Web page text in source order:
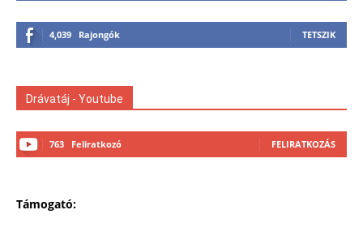
4,039 Rajongók TETSZIK
Drávatáj - Youtube
763 Feliratkozó FELIRATKOZÁS
Támogató: